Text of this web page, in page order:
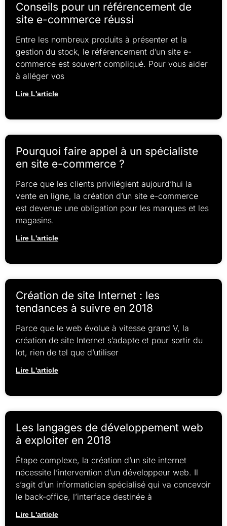
Conseils pour un référencement de
site e-commerce réussi
Entre les nombreux produits à présenter et la
gestion du stock, le référencement d’un site e-
commerce est souvent compliqué. Pour vous aider
à alléger vos
Lire L'article
Pourquoi faire appel à un spécialiste
en site e-commerce ?
Parce que les clients privilégient aujourd’hui la
vente en ligne, la création d’un site e-commerce
est devenue une obligation pour les marques et les
magasins.
Lire L'article
Création de site Internet : les
tendances à suivre en 2018
Parce que le web évolue à vitesse grand V, la
création de site Internet s’adapte et pour sortir du
lot, rien de tel que d’utiliser
Lire L'article
Les langages de développement web
à exploiter en 2018
Étape complexe, la création d’un site internet
nécessite l’intervention d’un développeur web. Il
s’agit d’un informaticien spécialisé qui va concevoir
le back-office, l’interface destinée à
Lire L'article